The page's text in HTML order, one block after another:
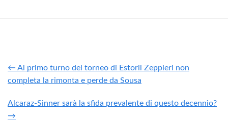
← Al primo turno del torneo di Estoril Zeppieri non
completa la rimonta e perde da Sousa
Alcaraz-Sinner sarà la sfida prevalente di questo decennio?
→